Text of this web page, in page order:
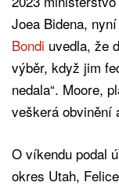
Joea Bidena, nyní
Bondi uvedla, že
výběr, když jim
nedala“. Moore,
veškerá obvinění
O víkendu podal
okres Utah,